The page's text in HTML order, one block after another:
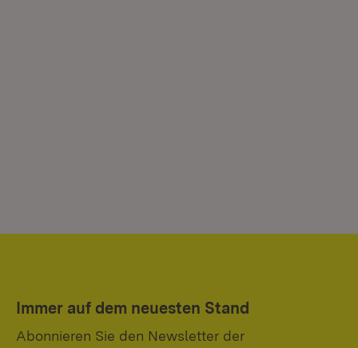
Immer auf dem neuesten Stand
Abonnieren Sie den Newsletter der